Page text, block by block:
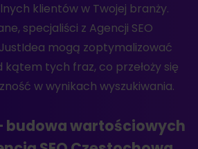
klientów w Twojej branży.
specjaliści z Agencji SEO
JustIdea mogą zoptymalizować
tych fraz, co przełoży się
w wynikach wyszukiwania.
budowa wartościowych